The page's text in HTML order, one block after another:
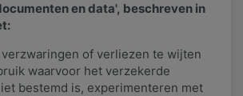
en data', beschreven in
verzwaringen of verliezen te wijten
waarvoor het verzekerde
bestemd is, experimenteren met